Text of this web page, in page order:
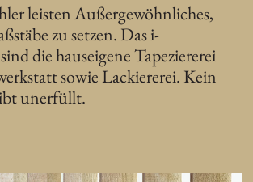
leisten Außergewöhnliches,
zu setzen. Das i-
die hauseigene Tapeziererei
sowie Lackiererei. Kein
unerfüllt.